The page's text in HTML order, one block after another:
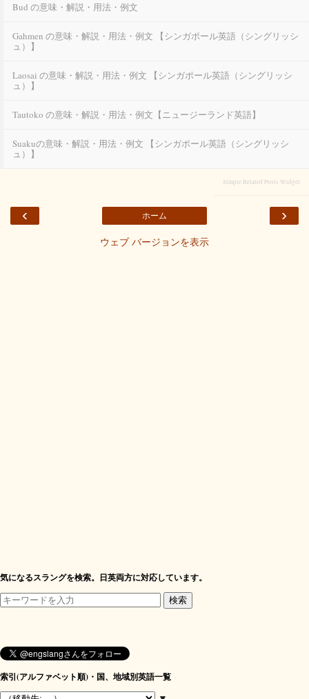
Bud の意味・解説・用法・例文
Gahmen の意味・解説・用法・例文 【シンガポール英語（シングリッシ
ュ）】
Laosai の意味・解説・用法・例文 【シンガポール英語（シングリッシ
ュ）】
Tautoko の意味・解説・用法・例文【ニュージーランド英語】
Suakuの意味・解説・用法・例文 【シンガポール英語（シングリッシ
ュ）】
Simple Related Posts Widget
‹ ›
ホーム
ウェブ バージョンを表示
気になるスラングを検索。日英両方に対応しています。
索引(アルファベット順)・国、地域別英語一覧